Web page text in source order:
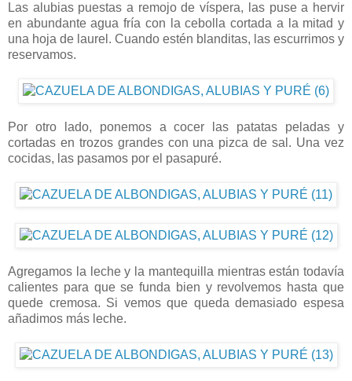
Las alubias puestas a remojo de víspera, las puse a hervir
en abundante agua fría con la cebolla cortada a la mitad y
una hoja de laurel. Cuando estén blanditas, las escurrimos y
reservamos.
Por otro lado, ponemos a cocer las patatas peladas y
cortadas en trozos grandes con una pizca de sal. Una vez
cocidas, las pasamos por el pasapuré.
Agregamos la leche y la mantequilla mientras están todavía
calientes para que se funda bien y revolvemos hasta que
quede cremosa. Si vemos que queda demasiado espesa
añadimos más leche.